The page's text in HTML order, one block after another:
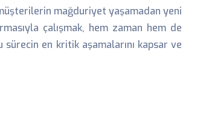
mağduriyet yaşamadan yeni
çalışmak, hem zaman hem de
en kritik aşamalarını kapsar ve